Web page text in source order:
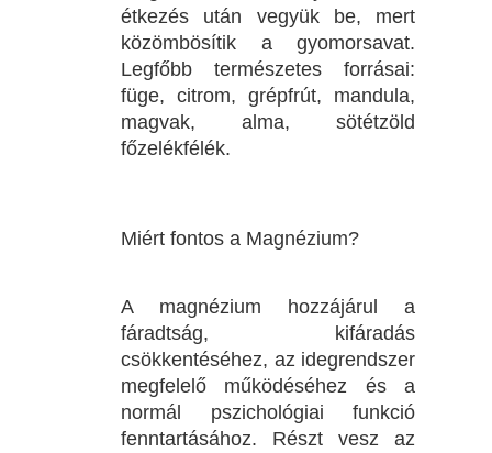
étkezés után vegyük be, mert
közömbösítik a gyomorsavat.
Legfőbb természetes forrásai:
füge, citrom, grépfrút, mandula,
magvak, alma, sötétzöld
főzelékfélék.
Miért fontos a Magnézium?
A magnézium hozzájárul a
fáradtság, kifáradás
csökkentéséhez, az idegrendszer
megfelelő működéséhez és a
normál pszichológiai funkció
fenntartásához. Részt vesz az